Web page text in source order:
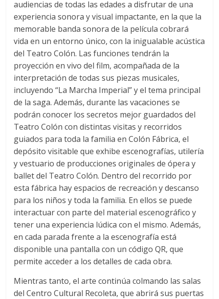
audiencias de todas las edades a disfrutar de una
experiencia sonora y visual impactante, en la que la
memorable banda sonora de la película cobrará
vida en un entorno único, con la inigualable acústica
del Teatro Colón. Las funciones tendrán la
proyección en vivo del film, acompañada de la
interpretación de todas sus piezas musicales,
incluyendo “La Marcha Imperial” y el tema principal
de la saga. Además, durante las vacaciones se
podrán conocer los secretos mejor guardados del
Teatro Colón con distintas visitas y recorridos
guiados para toda la familia en Colón Fábrica, el
depósito visitable que exhibe escenografías, utilería
y vestuario de producciones originales de ópera y
ballet del Teatro Colón. Dentro del recorrido por
esta fábrica hay espacios de recreación y descanso
para los niños y toda la familia. En ellos se puede
interactuar con parte del material escenográfico y
tener una experiencia lúdica con el mismo. Además,
en cada parada frente a la escenografía está
disponible una pantalla con un código QR, que
permite acceder a los detalles de cada obra.
Mientras tanto, el arte continúa colmando las salas
del Centro Cultural Recoleta, que abrirá sus puertas